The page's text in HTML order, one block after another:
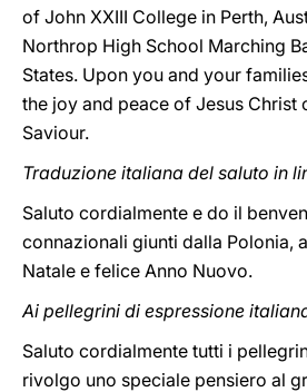
of John XXIII College in Perth,
Northrop High School Marching
States. Upon you and your
the joy and peace of Jesus Christ
Saviour.
Traduzione italiana del saluto in
Saluto cordialmente e do il
connazionali giunti dalla Polonia,
Natale e felice Anno Nuovo.
Ai pellegrini di espressione
Saluto cordialmente tutti i
rivolgo uno speciale pensiero al